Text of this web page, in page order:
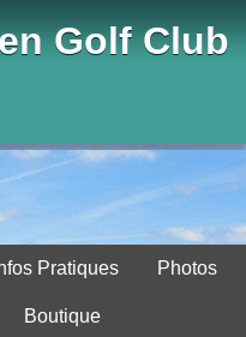
Golf Club
Pratiques Photos
Boutique